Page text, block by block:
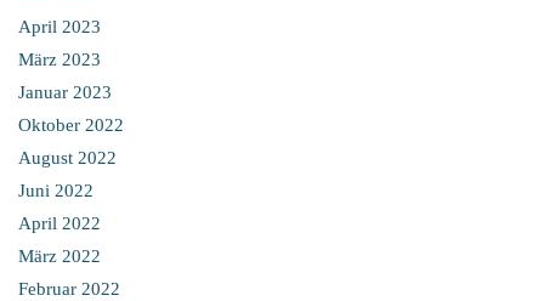
April 2023
März 2023
Januar 2023
Oktober 2022
August 2022
Juni 2022
April 2022
März 2022
Februar 2022